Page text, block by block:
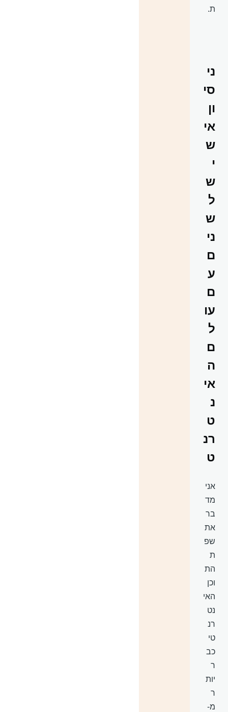
ת.
ני
סי
ון
אי
ש
ש
ל
ש
ני
ם
ע
ם
עו
ל
ם
ה
אי
נ
ט
רנ
ט
אני
מד
בר
את
שפ
ת
הת
וכן
האי
נט
רנ
טי
כב
ר
יות
ר
מ-